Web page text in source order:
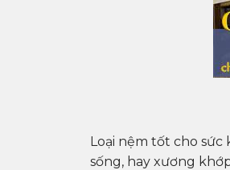
Loại nệm tốt cho sức
sống, hay xương